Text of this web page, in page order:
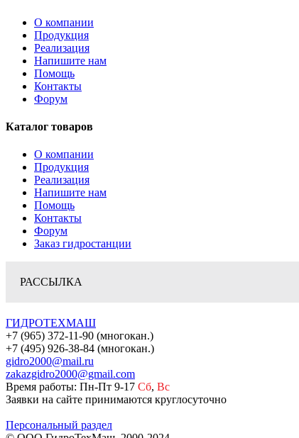
О компании
Продукция
Реализация
Напишите нам
Помощь
Контакты
Форум
Каталог товаров
О компании
Продукция
Реализация
Напишите нам
Помощь
Контакты
Форум
Заказ гидростанции
РАССЫЛКА
ГИДРОТЕХМАШ
+7 (965) 372-11-90 (многокан.)
+7 (495) 926-38-84 (многокан.)
gidro2000@mail.ru
zakazgidro2000@gmail.com
Время работы: Пн-Пт 9-17 Сб, Вс
Заявки на сайте принимаются круглосуточно
Персональный раздел